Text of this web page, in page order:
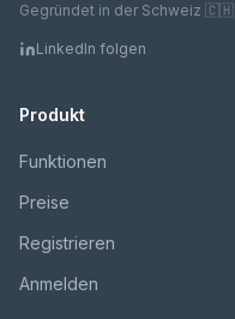
Gegründet in der Schweiz 🇨🇭
LinkedIn folgen
Produkt
Funktionen
Preise
Registrieren
Anmelden